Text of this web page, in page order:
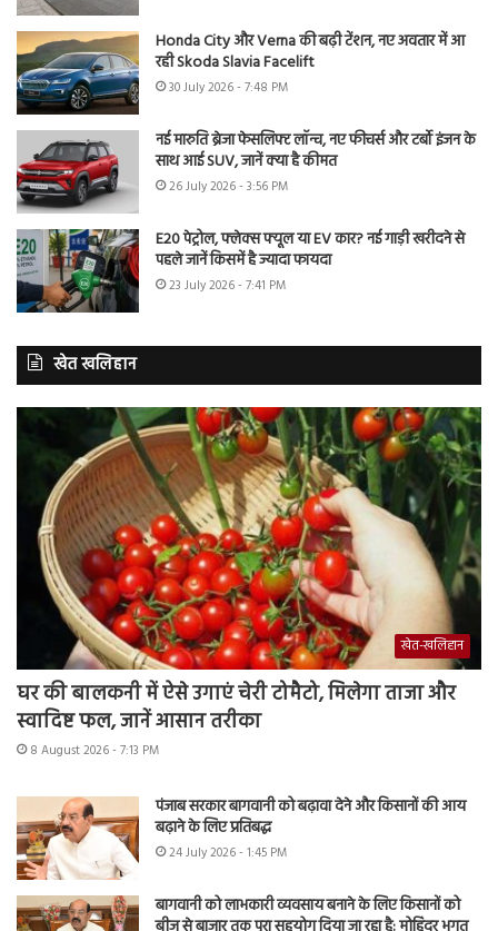
Honda City और Verna की बढ़ी टेंशन, नए अवतार में आ
रही Skoda Slavia Facelift
30 July 2026 - 7:48 PM
नई मारुति ब्रेजा फेसलिफ्ट लॉन्च, नए फीचर्स और टर्बो इंजन के
साथ आई SUV, जानें क्या है कीमत
26 July 2026 - 3:56 PM
E20 पेट्रोल, फ्लेक्स फ्यूल या EV कार? नई गाड़ी खरीदने से
पहले जानें किसमें है ज्यादा फायदा
23 July 2026 - 7:41 PM
खेत खलिहान
खेत-खलिहान
घर की बालकनी में ऐसे उगाएं चेरी टोमैटो, मिलेगा ताजा और
स्वादिष्ट फल, जानें आसान तरीका
8 August 2026 - 7:13 PM
पंजाब सरकार बागवानी को बढ़ावा देने और किसानों की आय
बढ़ाने के लिए प्रतिबद्ध
24 July 2026 - 1:45 PM
बागवानी को लाभकारी व्यवसाय बनाने के लिए किसानों को